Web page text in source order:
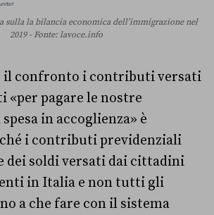
sulla la bilancia economica dell’immigrazione nel
2019 - Fonte: lavoce.info
il confronto i contributi versati
«per pagare le nostre
in accoglienza» è
i contributi previdenziali
dei soldi versati dai cittadini
in Italia e non tutti gli
a che fare con il sistema